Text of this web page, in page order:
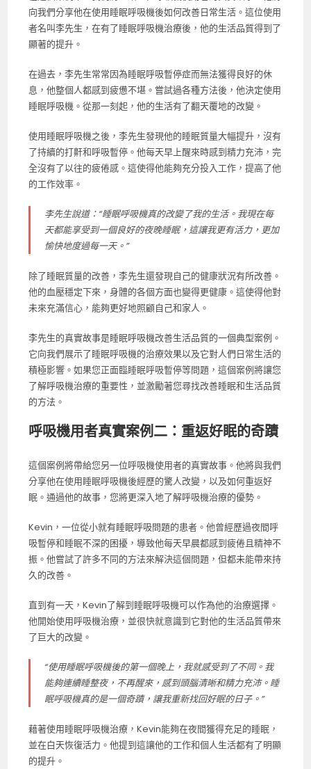
向我們分享他在使用睡眠呼吸機後如何改善日常生活。這位使用
者名叫李先生，在有了睡眠呼吸機治療後，他的生活品質得到了
顯著的提升。
在過去，李先生常常因為睡眠呼吸暫停症而無法獲得良好的休
息，他整個人都感到疲憊不堪。嘗試過各種方法後，他決定使用
睡眠呼吸機。從那一刻起，他的生活有了翻天覆地的改變。
使用睡眠呼吸機之後，李先生發現他的睡眠質量大幅提升，沒有
了持續的打鼾和呼吸暫停。他每天早上醒來時感到精力充沛，完
全沒有了以往的疲倦感。這使得他能夠充分投入工作，提高了他
的工作效率。
李先生說道：“睡眠呼吸機真的改變了我的生活。我現在每
天都能享受到一個良好的夜晚睡眠，這讓我更有活力，更加
愉快地度過每一天。”
除了睡眠質量的改善，李先生還發現自己的健康狀況有所改善。
他的血壓穩定下來，身體的各個方面也變得更健康。這使得他對
未來充滿信心，能夠更好地照顧自己和家人。
李先生的真實故事是睡眠呼吸機改善生活品質的一個典型案例。
它向我們展示了睡眠呼吸機的治療效果以及它對人們日常生活的
積極影響。如果您正面臨睡眠呼吸暫停等問題，這個案例將讓您
了解呼吸機治療的重要性，並激勵著您尋找改善睡眠和生活品質
的方法。
呼吸機用者真實案例二：重返好眠的奇蹟
這個案例將帶給您另一位呼吸機使用者的真實故事。他將與我們
分享他在使用睡眠呼吸機後經歷的驚人改變，以及如何重返好
眠。通過他的故事，您將更深入地了解呼吸機治療的優勢。
Kevin，一位從小就有睡眠呼吸問題的患者。他曾經歷過夜間呼
吸暫停和睡眠不深的困擾，導致他每天早晨都感到疲倦且精神不
振。他嘗試了許多不同的方法來解決這個問題，但都未能帶來持
久的改善。
直到有一天，Kevin了解到睡眠呼吸機可以作為他的治療選擇。
他開始使用呼吸機治療，並很快就意識到它對他的生活品質帶來
了巨大的改變。
“使用睡眠呼吸機後的第一個晚上，我就感受到了不同。我
能夠連續睡整夜，不再醒來，感到頭腦清晰和精力充沛。睡
眠呼吸機真的是一個奇蹟，讓我重新找回好眠的日子。”
藉著使用睡眠呼吸機治療，Kevin能夠在夜間獲得充足的睡眠，
並在白天恢復活力。他提到這讓他的工作和個人生活都有了明顯
的提升。